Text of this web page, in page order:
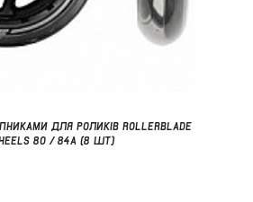
ДЛЯ РОЛИКІВ ROLLERBLADE
80 / 84A (8 ШТ)